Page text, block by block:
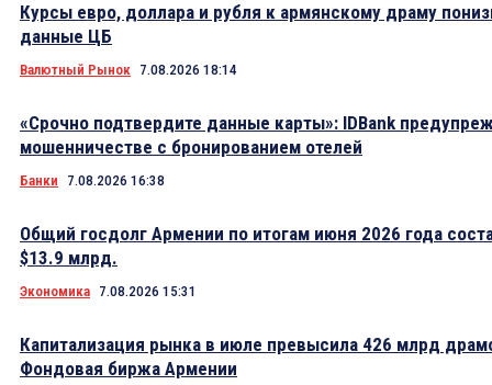
Курсы евро, доллара и рубля к армянскому драму
данные ЦБ
Валютный Рынок 7.08.2026 18:14
«Срочно подтвердите данные карты»: IDBank
мошенничестве с бронированием отелей
Банки 7.08.2026 16:38
Общий госдолг Армении по итогам июня 2026 года
$13.9 млрд.
Экономика 7.08.2026 15:31
Капитализация рынка в июле превысила 426 млрд
Фондовая биржа Армении